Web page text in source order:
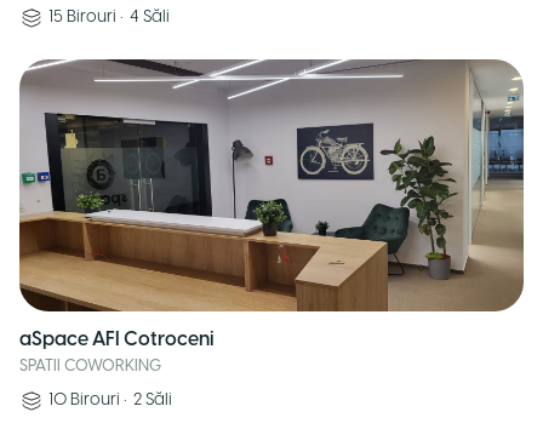
15 Birouri • 4 Săli
aSpace AFI Cotroceni
SPATII COWORKING
10 Birouri • 2 Săli